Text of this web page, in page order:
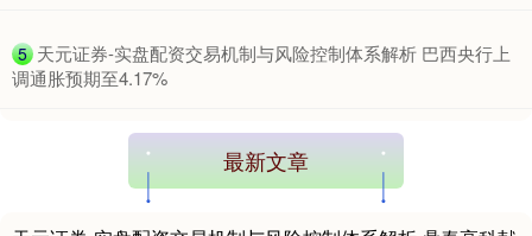
5 ​天元证券-实盘配资交易机制与风险控制体系解析 巴西央行上
调通胀预期至4.17%
最新文章